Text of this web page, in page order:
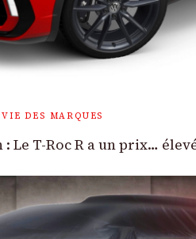
VIE DES MARQUES
Le T-Roc R a un prix…